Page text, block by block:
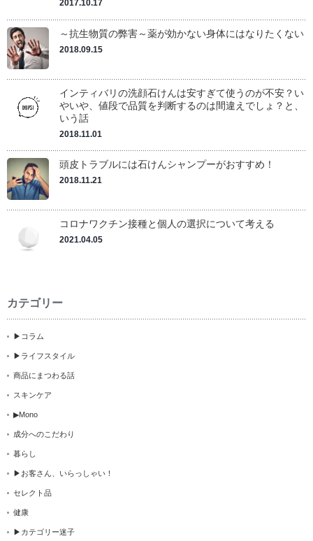
2017.10.17
～抗生物質の弊害～薬が効かない身体にはなりたくない
2018.09.15
インティバリの洗顔石けんは安すぎて使うのが不安？い
やいや、値段で品質を判断するのは間違えでしょ？と、
いう話
2018.11.01
頭皮トラブルには石けんシャンプーがおすすめ！
2018.11.21
コロナワクチン接種と個人の選択について考える
2021.04.05
カテゴリー
▶コラム
▶ライフスタイル
商品にまつわる話
スキンケア
▶Mono
成分へのこだわり
暮らし
▶お客さん、いらっしゃい！
セレクト品
健康
▶カテゴリー迷子